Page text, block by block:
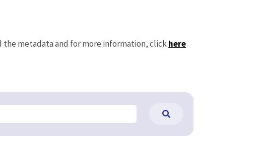
the metadata and for more information, clickhere